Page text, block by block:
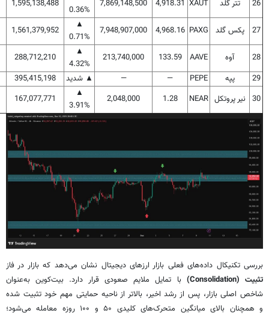
26 تتر گلد XAUT
4,918.31
7,869,148,500
0.36%
1,595,138,488
27 پکس گلد PAXG
4,968.16
7,948,907,000
▲
0.71%
1,561,379,952
28 آوه AAVE
133.59
213,740,000
▲
4.32%
288,712,210
29
پپه PEPE
—
— ▲ شدید
395,415,198
30 نیر پروتکل NEAR
1.28
2,048,000
▲
3.91%
167,077,771
بررسی تکنیکال داده‌های فعلی بازار ارزهای دیجیتال نشان می‌دهد که بازار در فاز
تثبیت (Consolidation)
با تمایل ملایم صعودی قرار دارد. بیت‌کوین به‌عنوان
شاخص اصلی بازار، پس از رشد اخیر، بالاتر از ناحیه حمایتی مهم خود تثبیت شده
و همچنان بالای میانگین متحرک‌های کلیدی ۵۰ و ۱۰۰ روزه معامله می‌شود؛